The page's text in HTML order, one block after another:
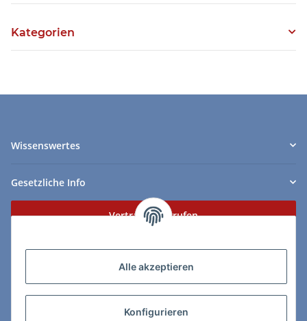
Alle akzeptieren
Konfigurieren
Kategorien
Wissenswertes
Gesetzliche Info
Vertrag widerrufen